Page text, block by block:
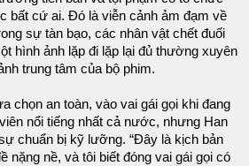
bất cứ ai. Đó là viễn cảnh ảm đạm về
sự tàn bạo, các nhân vật chết đuối
hình ảnh lặp đi lặp lại đủ thường xuyên
trung tâm của bộ phim.
chọn an toàn, vào vai gái gọi khi đang
nổi tiếng nhất cả nước, nhưng Han
chuẩn bị kỹ lưỡng. “Đây là kịch bản
nặng nề, và tôi biết đóng vai gái gọi có